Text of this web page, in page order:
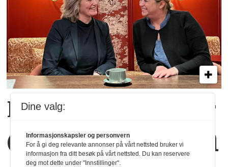
Kaffekoppen binder
dem sammen
Dine valg:
Informasjonskapsler og personvern
For å gi deg relevante annonser på vårt nettsted bruker vi
informasjon fra ditt besøk på vårt nettsted. Du kan reservere
deg mot dette under "Innstillinger".